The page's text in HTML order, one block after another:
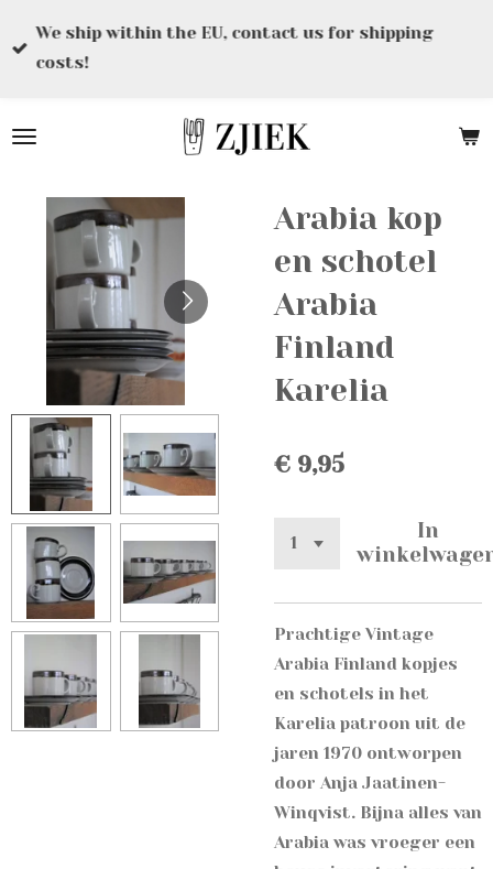
direct
hoofdinhoud
We ship within the EU, contact us for shipping
costs!
Arabia kop
en schotel
Arabia
Finland
Karelia
€ 9,95
In
Prachtige Vintage
Arabia Finland kopjes
en schotels in het
Karelia patroon uit de
jaren 1970 ontworpen
door Anja Jaatinen-
Winqvist. Bijna alles van
Arabia was vroeger een